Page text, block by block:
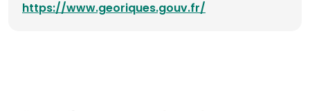
https://www.georiques.gouv.fr/